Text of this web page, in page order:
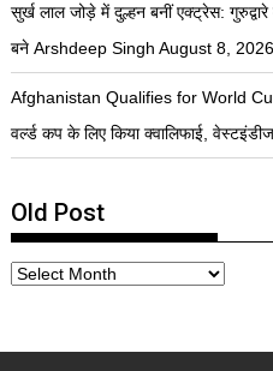
सुर्ख लाल जोड़े में दुल्हन बनीं एक्ट्रेस:
बने Arshdeep Singh August 8, 2026
Afghanistan Qualifies for World
वर्ल्ड कप के लिए किया क्वालिफाई,
Old Post